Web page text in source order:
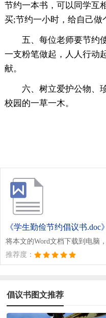
节约一本书，可以同学互
买;节约一小时，给自己做
五、每位老师要节约
一支粉笔做起，人人行动
献。
六、树立爱护公物、
校园的一草一木。
《学生勤俭节约倡议书.doc》
将本文的Word文档下载到电脑
推荐度：
倡议书图文推荐